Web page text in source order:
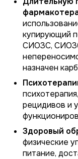
купирующий
СИОЗС,
назначен
рецидивов и
Здоровый
физические
питание,